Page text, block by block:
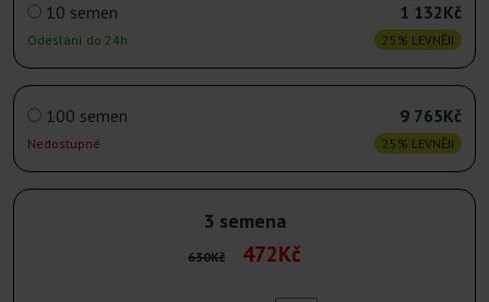
10 semen
Odeslání do 24h
1 132Kč
25% LEVNĚJI
100 semen
Nedostupné
9 765Kč
25% LEVNĚJI
3 semena
630Kč 472Kč